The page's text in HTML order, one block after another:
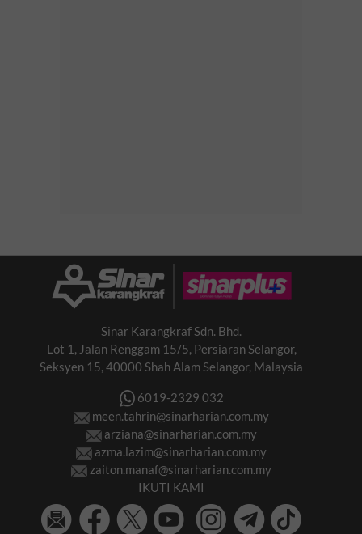
Sinar Karangkraf Sdn. Bhd.
Lot 1, Jalan Renggam 15/5, Persiaran Selangor,
Seksyen 15, 40000 Shah Alam Selangor, Malaysia
6019-2329 032
meen.tahrin@sinarharian.com.my
arziana@sinarharian.com.my
azma.lazim@sinarharian.com.my
zaiton.manaf@sinarharian.com.my
IKUTI KAMI